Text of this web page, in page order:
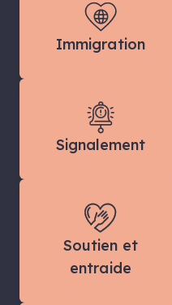
Immigration
Signalement
Soutien et
entraide